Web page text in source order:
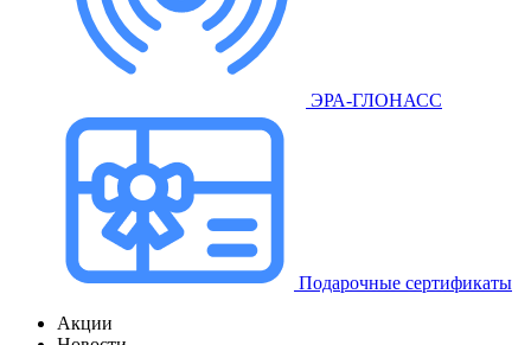
ЭРА-ГЛОНАСС
Подарочные сертификаты
Акции